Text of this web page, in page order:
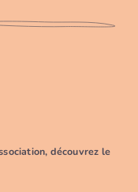
découvrez le